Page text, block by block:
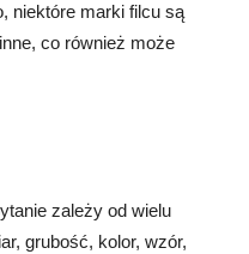
niektóre marki filcu są
co również może
zależy od wielu
grubość, kolor, wzór,